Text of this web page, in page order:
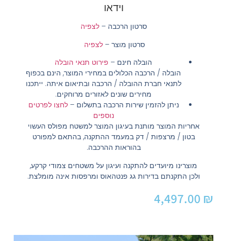
וידאו
סרטון הרכבה –לצפיה
סרטון מוצר – לצפיה
הובלה חינם – פירוט תנאי הובלה
הובלה / הרכבה הכלולים במחירי המוצר, הינם בכפוף
לתנאי חברת ההובלה / הרכבה ובתיאום איתה. ייתכנו
מחירים שונים לאזורים מרוחקים.
ניתן להזמין שירות הרכבה בתשלום –לחצו לפרטים
נוספים
אחריות המוצר מותנת בעיגון המוצר למשטח מפולס העשוי
בטון / מרצפות / דק במעמד ההתקנה, בהתאם למפורט
בהוראות ההרכבה.
מוצרינו מיועדים להתקנה ועיגון על משטחים צמודי קרקע,
ולכן התקנתם בדירות גג פנטהאוס ומרפסות אינה מומלצת.
4,497.00 ₪